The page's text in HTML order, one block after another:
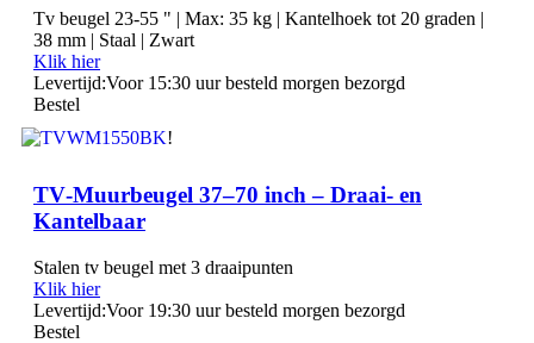
Tv beugel 23-55 " | Max: 35 kg | Kantelhoek tot 20 graden |
38 mm | Staal | Zwart
Klik hier
Levertijd:Voor 15:30 uur besteld morgen bezorgd
Bestel
TV‑Muurbeugel 37–70 inch – Draai‑ en
Kantelbaar
Stalen tv beugel met 3 draaipunten
Klik hier
Levertijd:Voor 19:30 uur besteld morgen bezorgd
Bestel
!